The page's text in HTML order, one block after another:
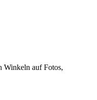
Winkeln auf Fotos,